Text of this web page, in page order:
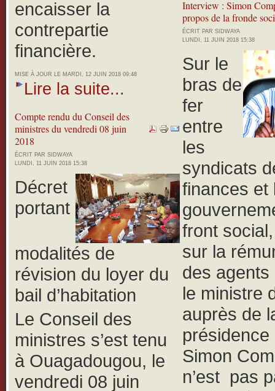
encaisser la
contrepartie
financière.
MISE À JOUR LE MARDI, 12 JUIN 2018 09:48
Lire la suite...
Compte rendu du Conseil des
ministres du vendredi 08 juin
2018
ÉCRIT PAR SIDWAYA
LUNDI, 11 JUIN 2018 15:38
Décret
portant
modalités de
révision du loyer du
bail d’habitation
Le Conseil des
ministres s’est tenu
à Ouagadougou, le
vendredi 08 juin
Interview : Simon
propos de la fronde
ÉCRIT PAR SIDWAYA
LUNDI, 11 JUIN 2018 15:38
Sur le
bras de
fer
entre
les
syndicats
finances et
front
sur la
des agents
le ministre
auprès de
Simon
n’est pas